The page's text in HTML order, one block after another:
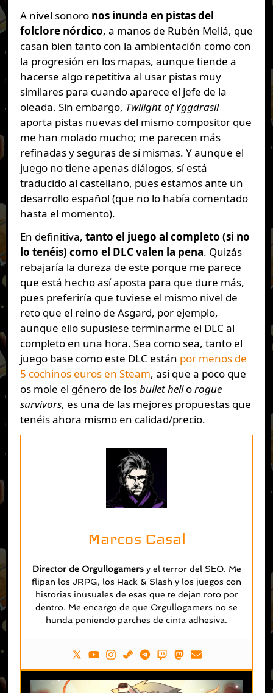
A nivel sonoro nos inunda en pistas del
folclore nórdico, a manos de Rubén Meliá, que
casan bien tanto con la ambientación como con
la progresión en los mapas, aunque tiende a
hacerse algo repetitiva al usar pistas muy
similares para cuando aparece el jefe de la
oleada. Sin embargo, Twilight of Yggdrasil
aporta pistas nuevas del mismo compositor que
me han molado mucho; me parecen más
refinadas y seguras de sí mismas. Y aunque el
juego no tiene apenas diálogos, sí está
traducido al castellano, pues estamos ante un
desarrollo español (que no lo había comentado
hasta el momento).
En definitiva, tanto el juego al completo (si no
lo tenéis) como el DLC valen la pena. Quizás
rebajaría la dureza de este porque me parece
que está hecho así aposta para que dure más,
pues preferiría que tuviese el mismo nivel de
reto que el reino de Asgard, por ejemplo,
aunque ello supusiese terminarme el DLC al
completo en una hora. Sea como sea, tanto el
juego base como este DLC están por menos de
5 cochinos euros en Steam, así que a poco que
os mole el género de losbullet hellorogue
survivors, es una de las mejores propuestas que
tenéis ahora mismo en calidad/precio.
Marcos Casal
Director de Orgullogamersy el terror del SEO. Me
flipan los JRPG, los Hack & Slash y los juegos con
historias inusuales de esas que te dejan roto por
dentro. Me encargo de que Orgullogamers no se
hunda poniendo parches de cinta adhesiva.